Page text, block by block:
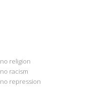
no religion
no racism
no repression